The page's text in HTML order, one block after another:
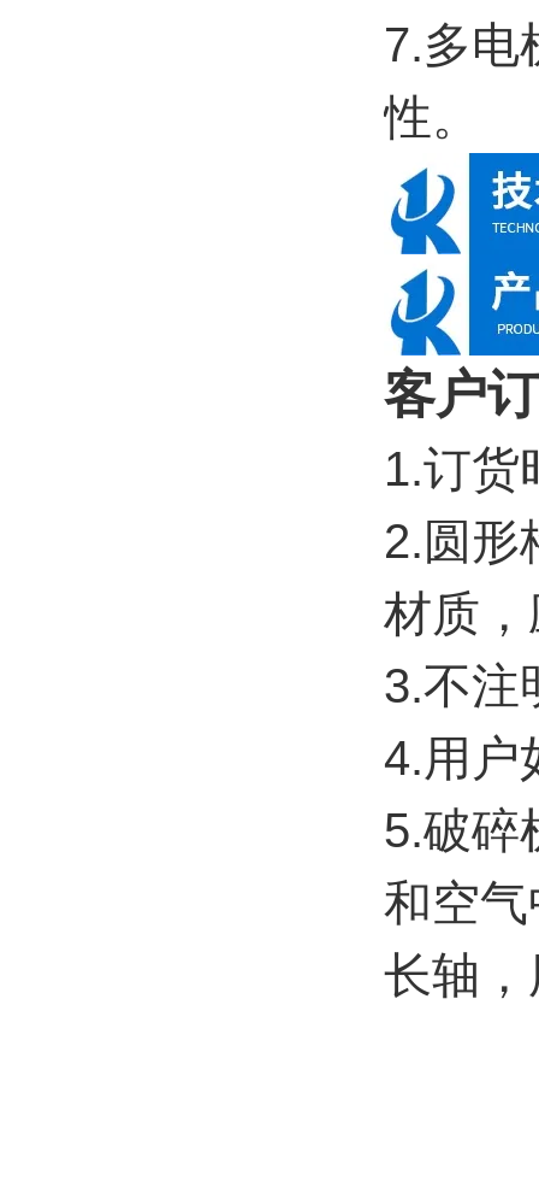
7.多电
性。
客户
1.订货
2.圆形
材质
3.不注
4.用户
5.破碎
和空
长轴